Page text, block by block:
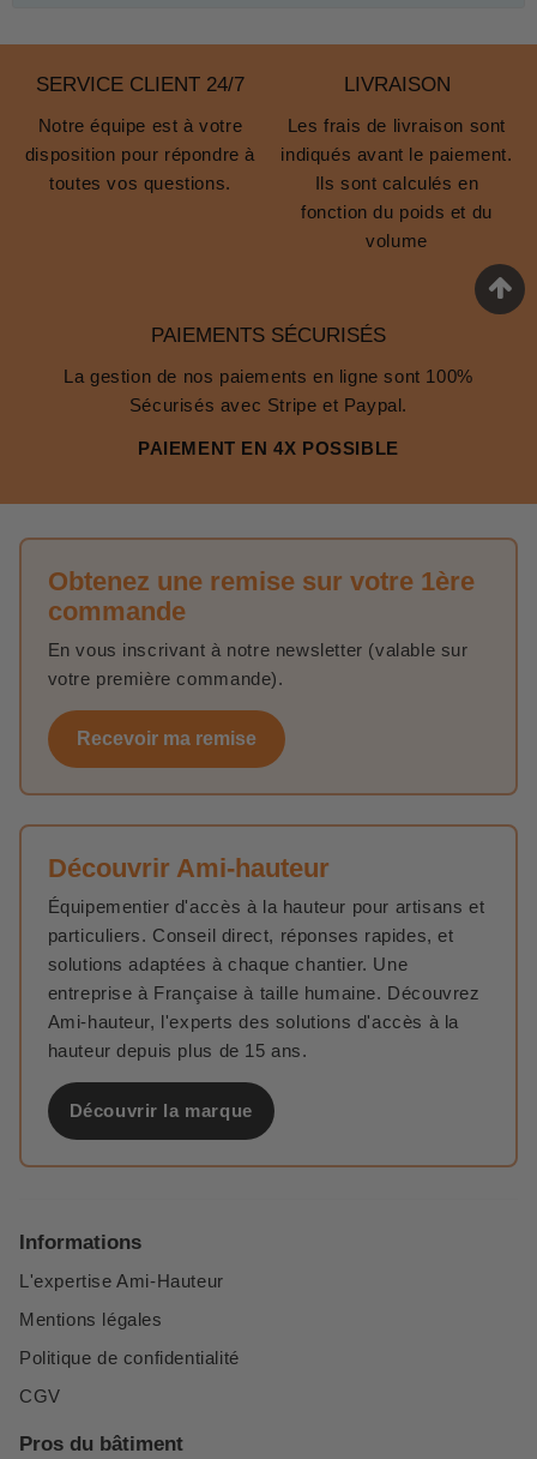
SERVICE CLIENT 24/7
Notre équipe est à votre
disposition pour répondre à
toutes vos questions.
LIVRAISON
Les frais de livraison sont
indiqués avant le paiement.
Ils sont calculés en
fonction du poids et du
volume
PAIEMENTS SÉCURISÉS
La gestion de nos paiements en ligne sont 100%
Sécurisés avec Stripe et Paypal.
PAIEMENT EN 4X POSSIBLE
Obtenez une remise sur votre 1ère
commande
En vous inscrivant à notre newsletter (valable sur
votre première commande).
Recevoir ma remise
Découvrir Ami-hauteur
Équipementier d'accès à la hauteur pour artisans et
particuliers. Conseil direct, réponses rapides, et
solutions adaptées à chaque chantier. Une
entreprise à Française à taille humaine. Découvrez
Ami-hauteur, l'experts des solutions d'accès à la
hauteur depuis plus de 15 ans.
Découvrir la marque
Informations
L'expertise Ami-Hauteur
Mentions légales
Politique de confidentialité
CGV
Pros du bâtiment